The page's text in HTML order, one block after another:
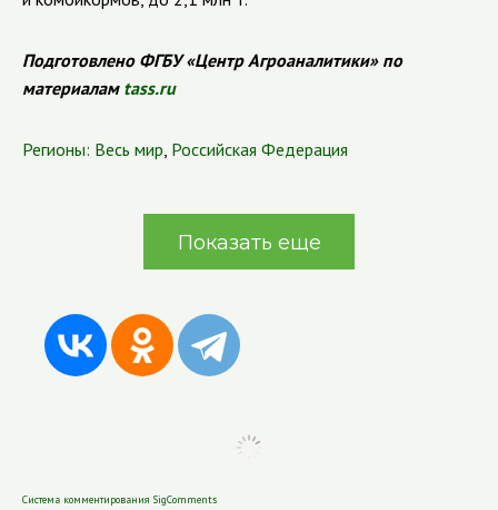
Подготовлено ФГБУ «Центр Агроаналитики» по
материалам tass.ru
Регионы: Весь мир, Российская Федерация
Показать еще
Система комментирования SigComments